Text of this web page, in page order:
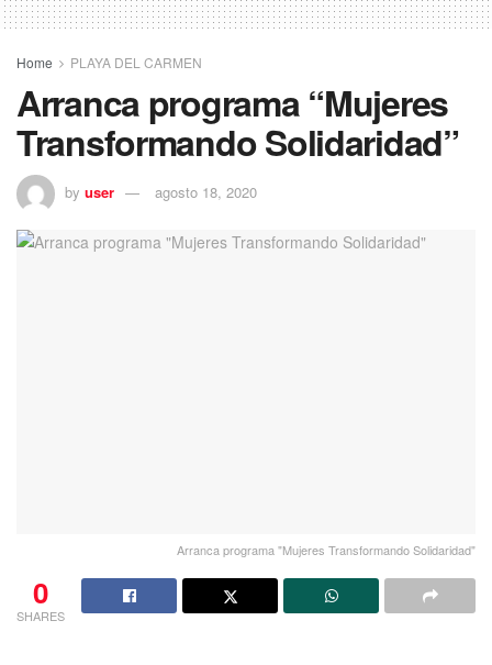
Home PLAYA DEL CARMEN
Arranca programa “Mujeres
Transformando Solidaridad”
by user agosto 18, 2020
Arranca programa "Mujeres Transformando Solidaridad"
0
SHARES